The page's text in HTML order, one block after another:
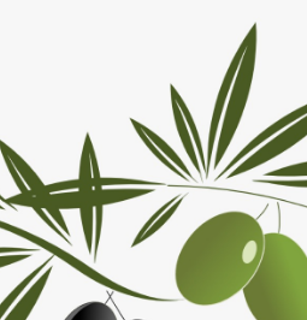
что бы открыть меню